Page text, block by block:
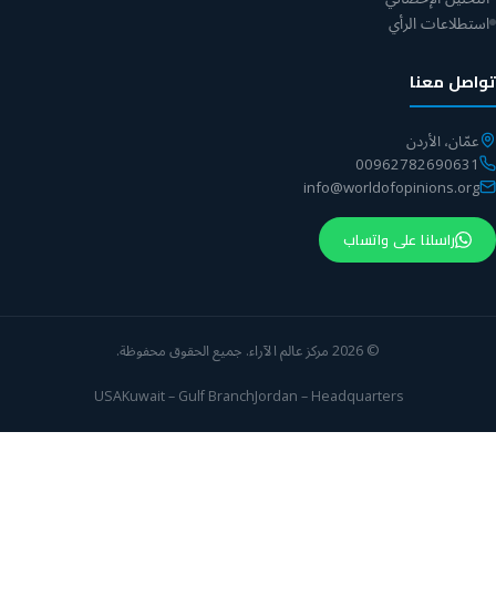
استطلاعات الرأي
تواصل معنا
عمّان، الأردن
00962782690631
info@worldofopinions.org
راسلنا على واتساب
© 2026 مركز عالم الآراء. جميع الحقوق محفوظة.
Jordan – Headquarters
Kuwait – Gulf Branch
USA